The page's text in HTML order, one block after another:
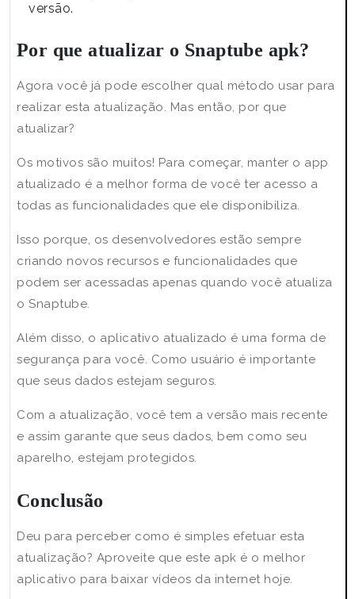
versão.
Por que atualizar o Snaptube apk?
Agora você já pode escolher qual método usar para
realizar esta atualização. Mas então, por que
atualizar?
Os motivos são muitos! Para começar, manter o app
atualizado é a melhor forma de você ter acesso a
todas as funcionalidades que ele disponibiliza.
Isso porque, os desenvolvedores estão sempre
criando novos recursos e funcionalidades que
podem ser acessadas apenas quando você atualiza
o Snaptube.
Além disso, o aplicativo atualizado é uma forma de
segurança para você. Como usuário é importante
que seus dados estejam seguros.
Com a atualização, você tem a versão mais recente
e assim garante que seus dados, bem como seu
aparelho, estejam protegidos.
Conclusão
Deu para perceber como é simples efetuar esta
atualização? Aproveite que este apk é o melhor
aplicativo para baixar vídeos da internet hoje.